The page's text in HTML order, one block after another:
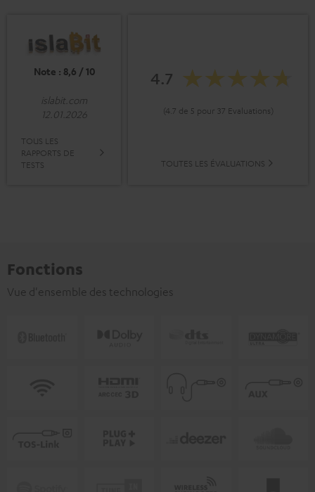
Note : 8,6 / 10
islabit.com
12.01.2026
TOUS LES
RAPPORTS DE
TESTS
4.7
(4.7 de 5 pour 37 Evaluations)
TOUTES LES ÉVALUATIONS
Fonctions
Vue d'ensemble des technologies